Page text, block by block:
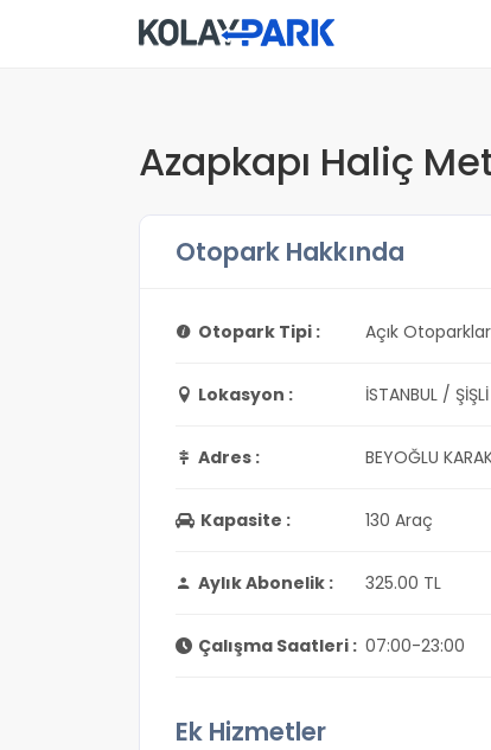
Azapkapı Haliç
Otopark Hakkında
Otopark Tipi : Açık Otoparklar
Lokasyon : İSTANBUL / ŞİŞLİ
Adres : BEYOĞLU
Kapasite : 130 Araç
Aylık Abonelik : 325.00 TL
Çalışma Saatleri : 07:00-23:00
Ek Hizmetler